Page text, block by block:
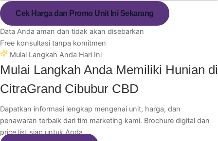
Cek Harga dan Promo Unit Ini Sekarang
Data Anda aman dan tidak akan disebarkan
Free konsultasi tanpa komitmen
Mulai Langkah Anda Hari Ini
Mulai Langkah Anda Memiliki Hunian di
CitraGrand Cibubur CBD
Dapatkan informasi lengkap mengenai unit, harga, dan
penawaran terbaik dari tim marketing kami. Brochure digital dan
price list siap untuk Anda.